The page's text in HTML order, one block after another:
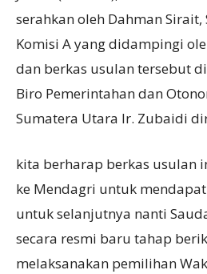
serahkan oleh Dahman Sirait,
Komisi A yang didampingi
dan berkas usulan tersebut
Biro Pemerintahan dan
Sumatera Utara Ir. Zubaidi
kita berharap berkas usulan
ke Mendagri untuk
untuk selanjutnya nanti
secara resmi baru tahap
melaksanakan pemilihan